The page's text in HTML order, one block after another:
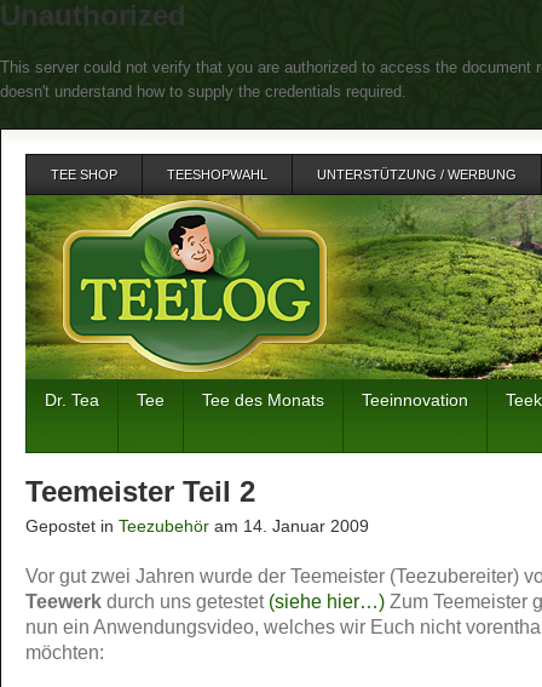
Unauthorized
This server could not verify that you are authorized to access the
doesn't understand how to supply the credentials required.
TEE SHOP TEESHOPWAHL UNTERSTÜTZUNG / WERBUNG
Dr. Tea Tee Tee des Monats Teeinnovation
Teemeister Teil 2
Gepostet in Teezubehör am 14. Januar 2009
Vor gut zwei Jahren wurde der Teemeister (Teezubereiter)
Teewerk durch uns getestet (siehe hier…) Zum Teemeister
nun ein Anwendungsvideo, welches wir Euch nicht
möchten: